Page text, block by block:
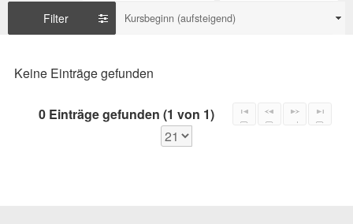
Filter
Kursbeginn (aufsteigend)
Keine Einträge gefunden
0 Einträge gefunden (1 von 1)